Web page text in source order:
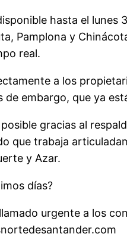
hasta el lunes
Pamplona y
real.
a los
de embargo, que ya
gracias al
que trabaja
y Azar.
días?
urgente a los